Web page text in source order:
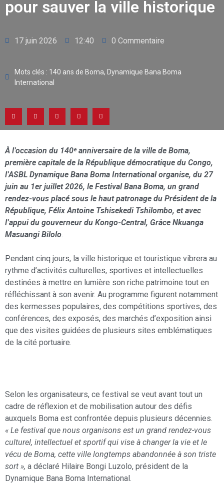
pour sauver la ville historique
17 juin 2026 12:40 0 Commentaire
Mots clés : 140 ans de Boma, Dynamique Bana Boma
International
À l’occasion du 140ᵉ anniversaire de la ville de Boma,
première capitale de la République démocratique du Congo,
l’ASBL Dynamique Bana Boma International organise, du 27
juin au 1er juillet 2026, le Festival Bana Boma, un grand
rendez-vous placé sous le haut patronage du Président de la
République, Félix Antoine Tshisekedi Tshilombo, et avec
l’appui du gouverneur du Kongo-Central, Grâce Nkuanga
Masuangi Bilolo.
Pendant cinq jours, la ville historique et touristique vibrera au
rythme d’activités culturelles, sportives et intellectuelles
destinées à mettre en lumière son riche patrimoine tout en
réfléchissant à son avenir. Au programme figurent notamment
des kermesses populaires, des compétitions sportives, des
conférences, des exposés, des marchés d’exposition ainsi
que des visites guidées de plusieurs sites emblématiques
de la cité portuaire.
Selon les organisateurs, ce festival se veut avant tout un
cadre de réflexion et de mobilisation autour des défis
auxquels Boma est confrontée depuis plusieurs décennies.
« Le festival que nous organisons est un grand rendez-vous
culturel, intellectuel et sportif qui vise à changer la vie et le
vécu de Boma, cette ville longtemps abandonnée à son triste
sort », a déclaré Hilaire Bongi Luzolo, président de la
Dynamique Bana Boma International.